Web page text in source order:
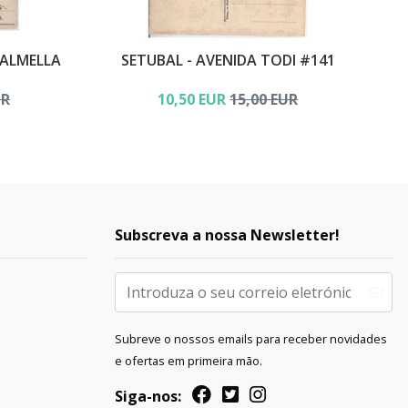
SETUBAL - AVENIDA TODI #141
10,50 EUR15,00 EUR
Subscreva a nossa Newsletter!
Subreve o nossos emails para receber novidades
e ofertas em primeira mão.
Siga-nos: